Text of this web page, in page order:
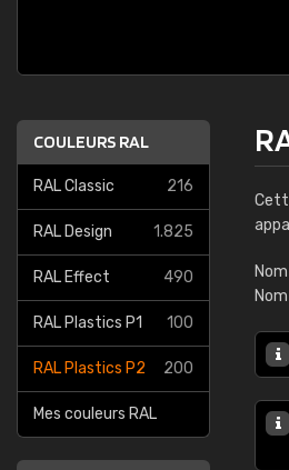
COULEURS RAL
RAL Classic 216
RAL Design 1.825
RAL Effect 490
RAL Plastics P1 100
RAL Plastics P2 200
Mes couleurs RAL